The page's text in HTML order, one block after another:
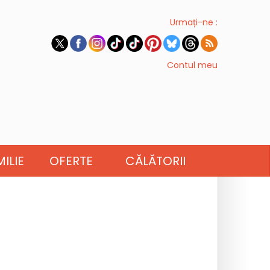
Urmați-ne :
Contul meu
OFERTE CĂLĂTORII